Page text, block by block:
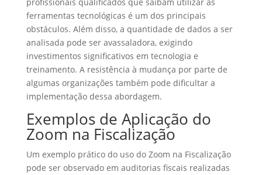
ferramentas tecnológicas é um dos principais
obstáculos. Além disso, a quantidade de dados a ser
analisada pode ser avassaladora, exigindo
investimentos significativos em tecnologia e
treinamento. A resistência à mudança por parte de
algumas organizações também pode dificultar a
implementação dessa abordagem.
Exemplos de Aplicação do
Zoom na Fiscalização
Um exemplo prático do uso do Zoom na Fiscalização
pode ser observado em auditorias fiscais realizadas